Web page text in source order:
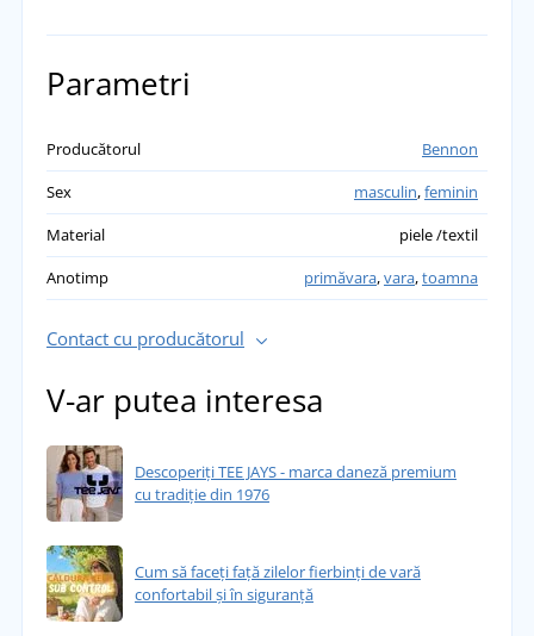
Parametri
Producătorul
Bennon
Sex
masculin,feminin
Material
piele /textil
Anotimp
primăvara,vara,toamna
Contact cu producătorul
V-ar putea interesa
Descoperiți TEE JAYS - marca daneză premium
cu tradiție din 1976
Cum să faceți față zilelor fierbinți de vară
confortabil și în siguranță